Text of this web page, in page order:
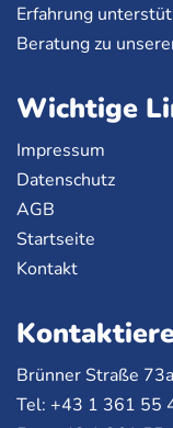
Erfahrung
Beratung zu
Wichtige
Impressum
Datenschutz
AGB
Startseite
Kontakt
Brünner Straße
Tel: +43 1 361 55